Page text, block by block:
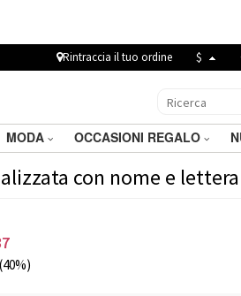
Rintraccia il tuo ordine $
MODA OCCASIONI REGALO
con nome e